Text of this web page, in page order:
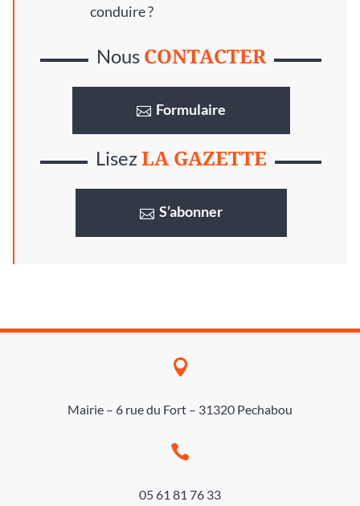
conduire ?
Nous CONTACTER
Formulaire
LisezLA GAZETTE
S’abonner

Mairie – 6 rue du Fort – 31320 Pechabou

05 61 81 76 33